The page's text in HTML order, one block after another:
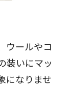
ウールやコ
装いにマッ
になりませ